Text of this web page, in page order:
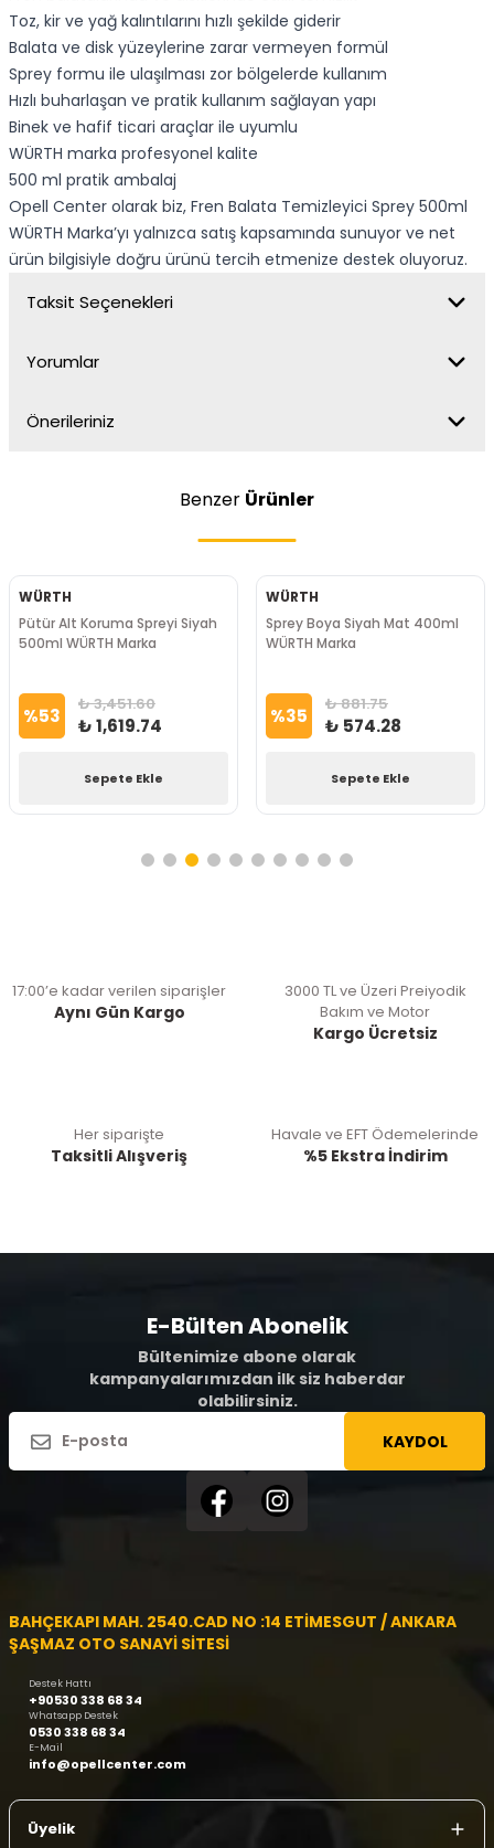
Toz, kir ve yağ kalıntılarını hızlı şekilde giderir
Balata ve disk yüzeylerine zarar vermeyen formül
Sprey formu ile ulaşılması zor bölgelerde kullanım
Hızlı buharlaşan ve pratik kullanım sağlayan yapı
Binek ve hafif ticari araçlar ile uyumlu
WÜRTH marka profesyonel kalite
500 ml pratik ambalaj
Opell Center olarak biz, Fren Balata Temizleyici Sprey 500ml
WÜRTH Marka’yı yalnızca satış kapsamında sunuyor ve net
ürün bilgisiyle doğru ürünü tercih etmenize destek oluyoruz.
Taksit Seçenekleri
Yorumlar
Önerileriniz
Benzer Ürünler
WÜRTH
Pütür Alt Koruma Spreyi Siyah
500ml WÜRTH Marka
%53 ₺ 3,451.60
₺ 1,619.74
Sepete Ekle
WÜRTH
Sprey Boya Siyah Mat 400ml
WÜRTH Marka
%35 ₺ 881.75
₺ 574.28
Sepete Ekle
17:00’e kadar verilen siparişler
Aynı Gün Kargo
3000 TL ve Üzeri Preiyodik
Bakım ve Motor
Kargo Ücretsiz
Her siparişte
Taksitli Alışveriş
Havale ve EFT Ödemelerinde
%5 Ekstra İndirim
E-Bülten Abonelik
Bültenimize abone olarak
kampanyalarımızdan ilk siz haberdar
olabilirsiniz.
KAYDOL
BAHÇEKAPI MAH. 2540.CAD NO :14 ETİMESGUT / ANKARA
ŞAŞMAZ OTO SANAYİ SİTESİ
Destek Hattı
+90530 338 68 34
Whatsapp Destek
0530 338 68 34
E-Mail
info@opellcenter.com
Üyelik